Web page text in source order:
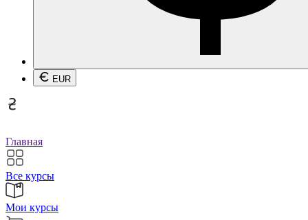
EUR
Главная
Все курсы
Мои курсы